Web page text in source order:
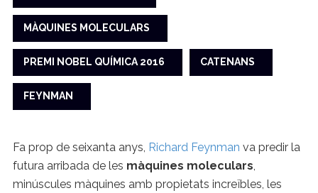
MÀQUINES MOLECULARS
PREMI NOBEL QUÍMICA 2016 CATENANS
FEYNMAN
Fa prop de seixanta anys, Richard Feynman va predir la
futura arribada de les màquines moleculars,
minúscules màquines amb propietats increïbles, les